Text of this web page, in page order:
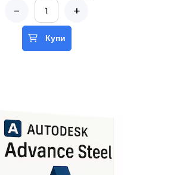
- +
Купи